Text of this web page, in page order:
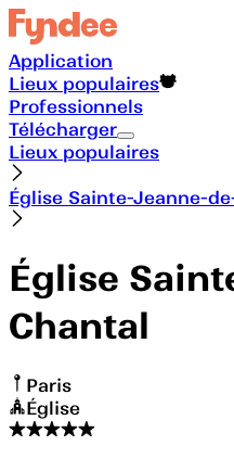
Application
Lieux populaires
Professionnels
Télécharger
Lieux populaires
Église Sainte-Jeanne-
Église
Chantal
Paris
Église